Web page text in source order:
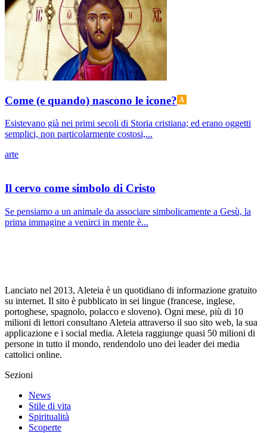
Come (e quando) nascono le icone?
Esistevano già nei primi secoli di Storia cristiana; ed erano oggetti
semplici, non particolarmente costosi,...
arte
Il cervo come simbolo di Cristo
Se pensiamo a un animale da associare simbolicamente a Gesù, la
prima immagine a venirci in mente è...
Lanciato nel 2013, Aleteia è un quotidiano di informazione gratuito
su internet. Il sito è pubblicato in sei lingue (francese, inglese,
portoghese, spagnolo, polacco e sloveno). Ogni mese, più di 10
milioni di lettori consultano Aleteia attraverso il suo sito web, la sua
applicazione e i social media. Aleteia raggiunge quasi 50 milioni di
persone in tutto il mondo, rendendolo uno dei leader dei media
cattolici online.
Sezioni
News
Stile di vita
Spiritualità
Scoperte